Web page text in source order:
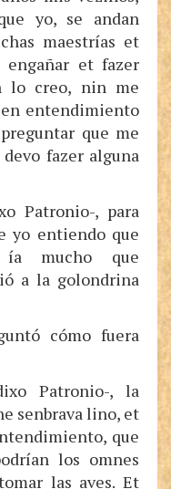
yo, se andan
maestrías et
engañar et fazer
lo creo, nin me
entendimiento
que me
fazer alguna
Patronio-, para
yo entiendo que
ía mucho que
a la golondrina
cómo fuera
Patronio-, la
senbrava lino, et
que
los omnes
las aves. Et